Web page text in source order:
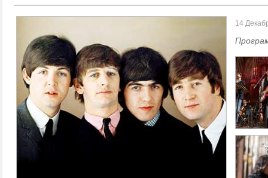
14